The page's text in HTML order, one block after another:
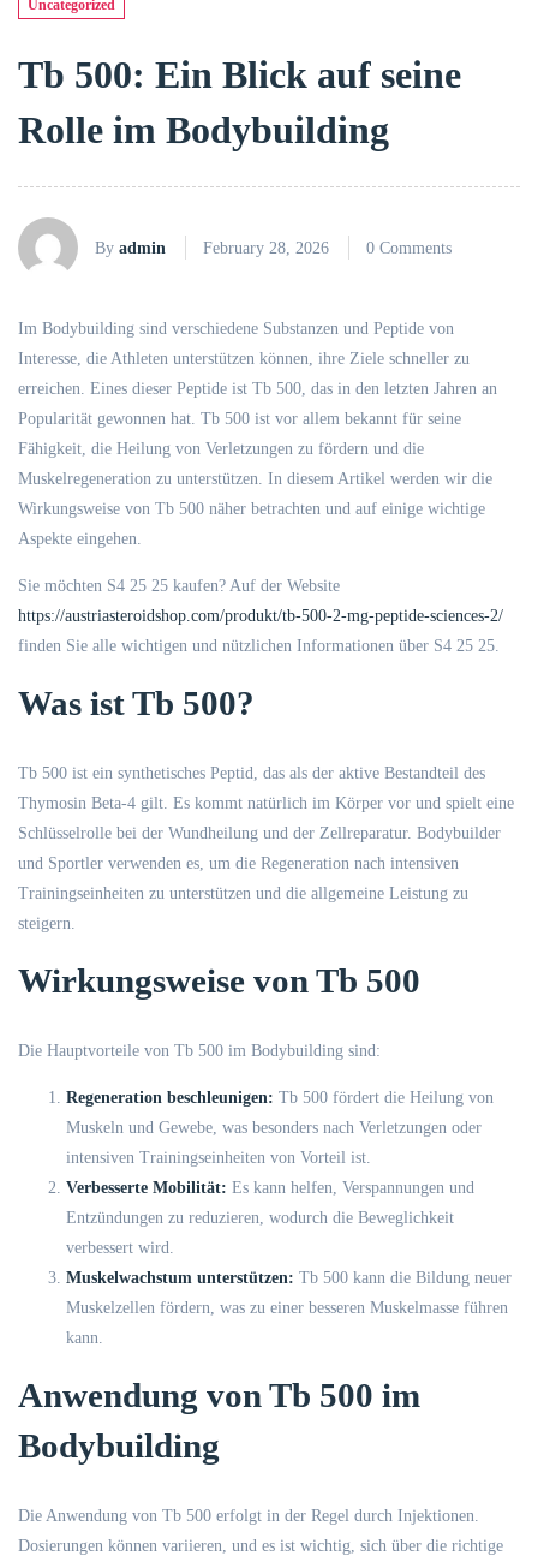
Uncategorized
Tb 500: Ein Blick auf seine
Rolle im Bodybuilding
By admin February 28, 2026 0 Comments
Im Bodybuilding sind verschiedene Substanzen und Peptide von
Interesse, die Athleten unterstützen können, ihre Ziele schneller zu
erreichen. Eines dieser Peptide ist Tb 500, das in den letzten Jahren an
Popularität gewonnen hat. Tb 500 ist vor allem bekannt für seine
Fähigkeit, die Heilung von Verletzungen zu fördern und die
Muskelregeneration zu unterstützen. In diesem Artikel werden wir die
Wirkungsweise von Tb 500 näher betrachten und auf einige wichtige
Aspekte eingehen.
Sie möchten S4 25 25 kaufen? Auf der Website
https://austriasteroidshop.com/produkt/tb-500-2-mg-peptide-sciences-2/
finden Sie alle wichtigen und nützlichen Informationen über S4 25 25.
Was ist Tb 500?
Tb 500 ist ein synthetisches Peptid, das als der aktive Bestandteil des
Thymosin Beta-4 gilt. Es kommt natürlich im Körper vor und spielt eine
Schlüsselrolle bei der Wundheilung und der Zellreparatur. Bodybuilder
und Sportler verwenden es, um die Regeneration nach intensiven
Trainingseinheiten zu unterstützen und die allgemeine Leistung zu
steigern.
Wirkungsweise von Tb 500
Die Hauptvorteile von Tb 500 im Bodybuilding sind:
Regeneration beschleunigen: Tb 500 fördert die Heilung von
Muskeln und Gewebe, was besonders nach Verletzungen oder
intensiven Trainingseinheiten von Vorteil ist.
Verbesserte Mobilität: Es kann helfen, Verspannungen und
Entzündungen zu reduzieren, wodurch die Beweglichkeit
verbessert wird.
Muskelwachstum unterstützen: Tb 500 kann die Bildung neuer
Muskelzellen fördern, was zu einer besseren Muskelmasse führen
kann.
Anwendung von Tb 500 im
Bodybuilding
Die Anwendung von Tb 500 erfolgt in der Regel durch Injektionen.
Dosierungen können variieren, und es ist wichtig, sich über die richtige